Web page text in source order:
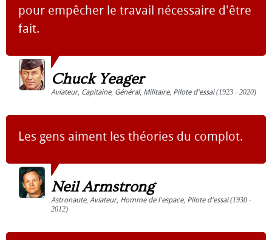
pour empêcher le travail nécessaire d'être
fait.
Chuck Yeager
Aviateur, Capitaine, Général, Militaire, Pilote d'essai(1923 - 2020)
Les gens aiment les théories du complot.
Neil Armstrong
Astronaute, Aviateur, Homme de l'espace, Pilote d'essai(1930 -
2012)